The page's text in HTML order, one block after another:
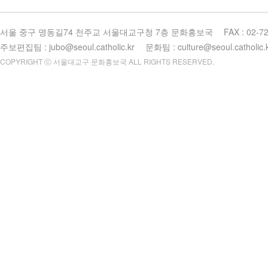
서울 중구 명동길74 천주교 서울대교구청 7층 문화홍보국
FAX : 02-
주보편집팀 : jubo@seoul.catholic.kr
문화팀 :
COPYRIGHT ⓒ 서울대교구 문화홍보국 ALL RIGHTS RESERVED.